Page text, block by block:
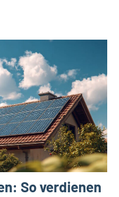
So verdienen